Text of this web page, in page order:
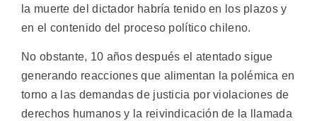
la muerte del dictador habría tenido en los plazos y
en el contenido del proceso político chileno.
No obstante, 10 años después el atentado sigue
generando reacciones que alimentan la polémica en
torno a las demandas de justicia por violaciones de
derechos humanos y la reivindicación de la llamada